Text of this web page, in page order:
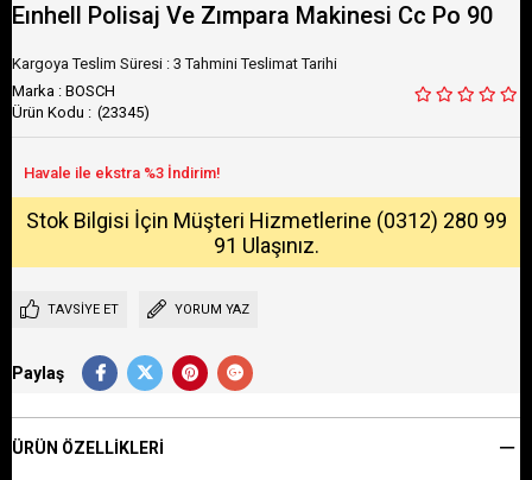
Eınhell Polisaj Ve Zımpara Makinesi Cc Po 90
Kargoya Teslim Süresi : 3 Tahmini Teslimat Tarihi
Marka : BOSCH
(23345)
Stok Bilgisi İçin Müşteri Hizmetlerine (0312) 280 99
91 Ulaşınız.
TAVSIYE ET YORUM YAZ
Paylaş
ÜRÜN ÖZELLIKLERI